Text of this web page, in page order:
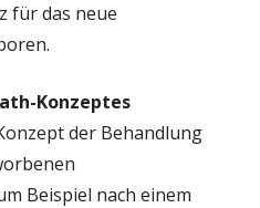
für das neue
Konzeptes
der Behandlung
Beispiel nach einem